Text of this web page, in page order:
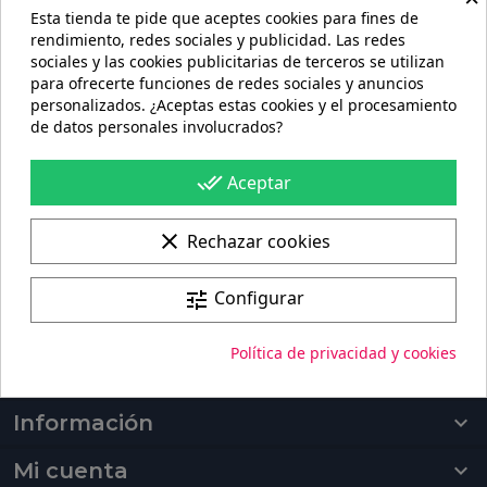
Portes gratis
En pedidos de más de 60€
Pago seguro
Fabricación + envío
Fabricación de 4 a 6 días + Envío 96h
Información

Mi cuenta

Esta tienda te pide que aceptes cookies para fines de
rendimiento, redes sociales y publicidad. Las redes
sociales y las cookies publicitarias de terceros se utilizan
para ofrecerte funciones de redes sociales y anuncios
personalizados. ¿Aceptas estas cookies y el procesamiento
de datos personales involucrados?
done_all Aceptar
clear Rechazar cookies
tune Configurar
Política de privacidad y cookies